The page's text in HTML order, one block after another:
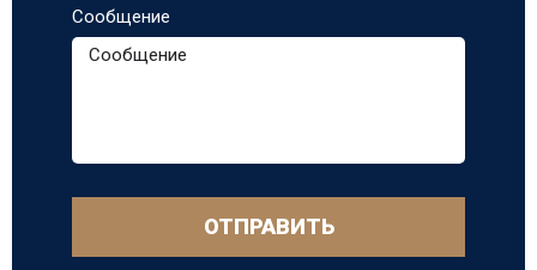
Сообщение
ОТПРАВИТЬ